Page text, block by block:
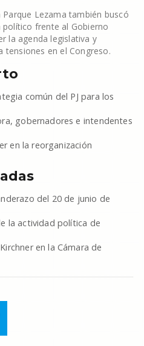
Lezama también buscó
frente al Gobierno
la agenda legislativa y
tensiones en el Congreso.
común del PJ para los
gobernadores e intendentes
en la reorganización
del 20 de junio de
la actividad política de
en la Cámara de